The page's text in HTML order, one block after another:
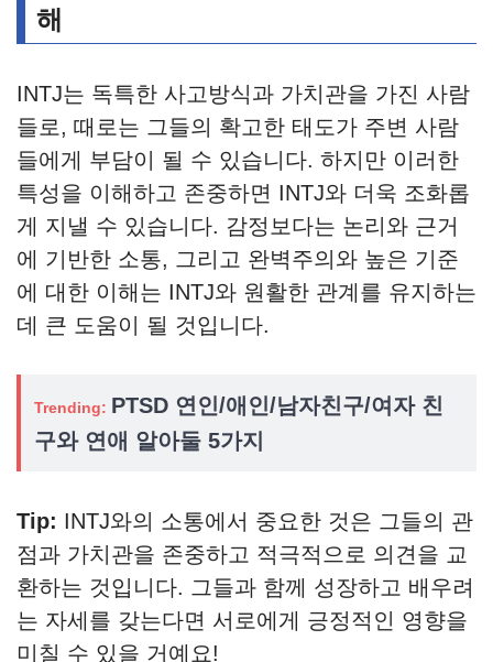
해
INTJ는 독특한 사고방식과 가치관을 가진 사람
들로, 때로는 그들의 확고한 태도가 주변 사람
들에게 부담이 될 수 있습니다. 하지만 이러한
특성을 이해하고 존중하면 INTJ와 더욱 조화롭
게 지낼 수 있습니다. 감정보다는 논리와 근거
에 기반한 소통, 그리고 완벽주의와 높은 기준
에 대한 이해는 INTJ와 원활한 관계를 유지하는
데 큰 도움이 될 것입니다.
Trending: PTSD 연인/애인/남자친구/여자 친
구와 연애 알아둘 5가지
Tip: INTJ와의 소통에서 중요한 것은 그들의 관
점과 가치관을 존중하고 적극적으로 의견을 교
환하는 것입니다. 그들과 함께 성장하고 배우려
는 자세를 갖는다면 서로에게 긍정적인 영향을
미칠 수 있을 거예요!